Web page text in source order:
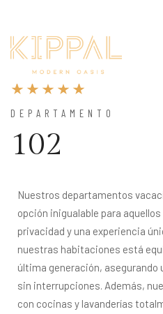
DEPARTAMENTO
102
Nuestros departamentos
opción inigualable para
privacidad y una experiencia
nuestras habitaciones está
última generación, asegurando
sin interrupciones. Además,
con cocinas y lavanderías